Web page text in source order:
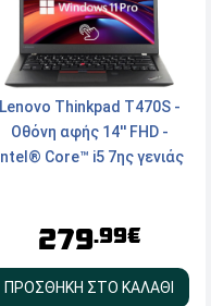
Lenovo Thinkpad T470S -
Οθόνη αφής 14'' FHD -
Intel® Core™ i5 7ης γενιάς
HDMI, Type-C - Windows 11
279.99€
ΠΡΟΣΘΗΚΗ ΣΤΟ ΚΑΛΑΘΙ